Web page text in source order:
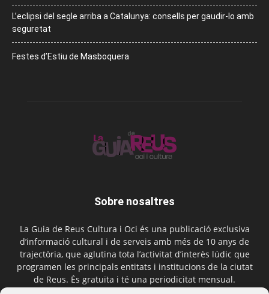
L’eclipsi del segle arriba a Catalunya: consells per gaudir-lo amb
seguretat
Festes d’Estiu de Masboquera
Sobre nosaltres
La Guia de Reus Cultura i Oci és una publicació exclusiva
d’informació cultural i de serveis amb més de 10 anys de
trajectòria, que aglutina tota l’activitat d’interès lúdic que
programen les principals entitats i institucions de la ciutat
de Reus. És gratuïta i té una periodicitat mensual.